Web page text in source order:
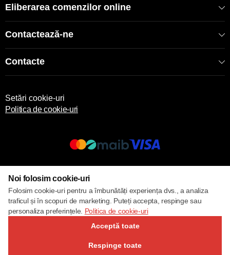
Eliberarea comenzilor online
Contactează-ne
Contacte
Setări cookie-uri
Politica de cookie-uri
Noi folosim cookie-uri
Folosim cookie-uri pentru a îmbunătăți experiența dvs., a analiza
traficul și în scopuri de marketing. Puteți accepta, respinge sau
personaliza preferințele. Politica de cookie-uri
Acceptă toate
Respinge toate